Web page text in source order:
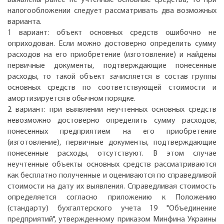
налогообложении следует рассматривать два возможных
варианта.
1 вариант: объект основных средств ошибочно не
оприходован. Если можно достоверно определить сумму
расходов на его приобретение (изготовление) и найдены
первичные документы, подтверждающие понесенные
расходы, то такой объект зачисляется в состав группы
основных средств по соответствующей стоимости и
амортизируется в обычном порядке.
2 вариант: при выявлении неучтенных основных средств
невозможно достоверно определить сумму расходов,
понесенных предприятием на его приобретение
(изготовление), первичные документы, подтверждающие
понесенные расходы, отсутствуют. В этом случае
неучтенные объекты основных средств рассматриваются
как бесплатно полученные и оцениваются по справедливой
стоимости на дату их выявления. Справедливая стоимость
определяется согласно приложению к Положению
(стандарту) бухгалтерского учета 19 "Объединение
предприятий", утвержденному приказом Минфина Украины